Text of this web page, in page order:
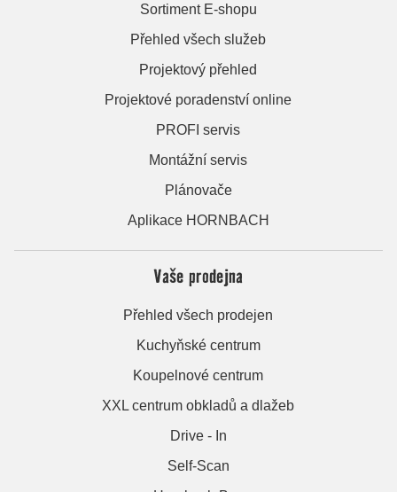
Sortiment E-shopu
Přehled všech služeb
Projektový přehled
Projektové poradenství online
PROFI servis
Montážní servis
Plánovače
Aplikace HORNBACH
Vaše prodejna
Přehled všech prodejen
Kuchyňské centrum
Koupelnové centrum
XXL centrum obkladů a dlažeb
Drive - In
Self-Scan